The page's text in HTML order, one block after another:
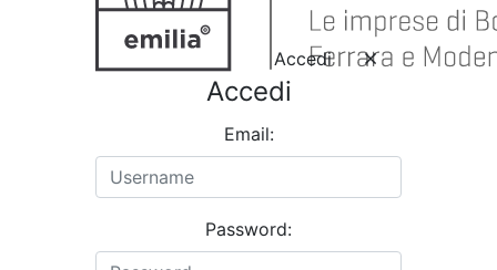
Accedi
Accedi
Email:
Password: